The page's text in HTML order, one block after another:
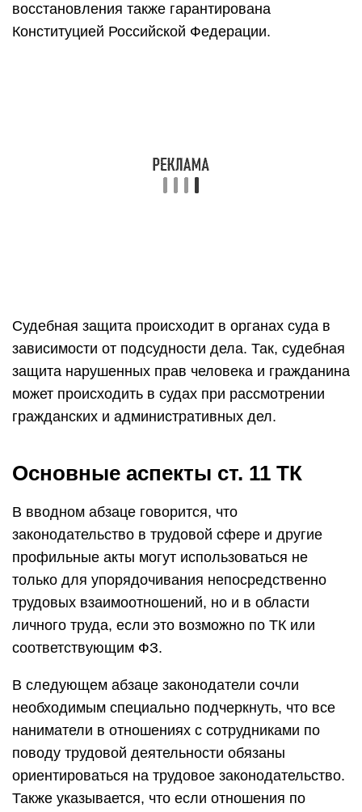
восстановления также гарантирована
Конституцией Российской Федерации.
Судебная защита происходит в органах суда в
зависимости от подсудности дела. Так, судебная
защита нарушенных прав человека и гражданина
может происходить в судах при рассмотрении
гражданских и административных дел.
Основные аспекты ст. 11 ТК
В вводном абзаце говорится, что
законодательство в трудовой сфере и другие
профильные акты могут использоваться не
только для упорядочивания непосредственно
трудовых взаимоотношений, но и в области
личного труда, если это возможно по ТК или
соответствующим ФЗ.
В следующем абзаце законодатели сочли
необходимым специально подчеркнуть, что все
наниматели в отношениях с сотрудниками по
поводу трудовой деятельности обязаны
ориентироваться на трудовое законодательство.
Также указывается, что если отношения по